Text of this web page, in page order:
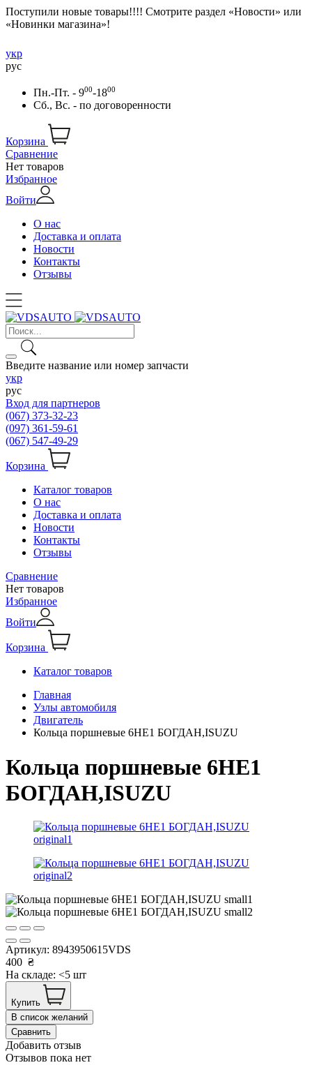
Поступили новые товары!!!! Смотрите раздел «Новости» или
«Новинки магазина»!
укр
рус
Пн.-Пт. - 900-1800
Сб., Вс. - по договоренности
Корзина
Сравнение
Нет товаров
Избранное
Войти
О нас
Доставка и оплата
Новости
Контакты
Отзывы
Введите название или номер запчасти
укр
рус
Вход для партнеров
(067) 373-32-23
(097) 361-59-61
(067) 547-49-29
Корзина
Каталог товаров
О нас
Доставка и оплата
Новости
Контакты
Отзывы
Сравнение
Нет товаров
Избранное
Войти
Корзина
Каталог товаров
Главная
Узлы автомобиля
Двигатель
Кольца поршневые 6НЕ1 БОГДАН,ISUZU
Кольца поршневые 6НЕ1
БОГДАН,ISUZU
Артикул: 8943950615VDS
400 ₴
На складе: <5 шт
Купить
В список желаний
Сравнить
Добавить отзыв
Отзывов пока нет